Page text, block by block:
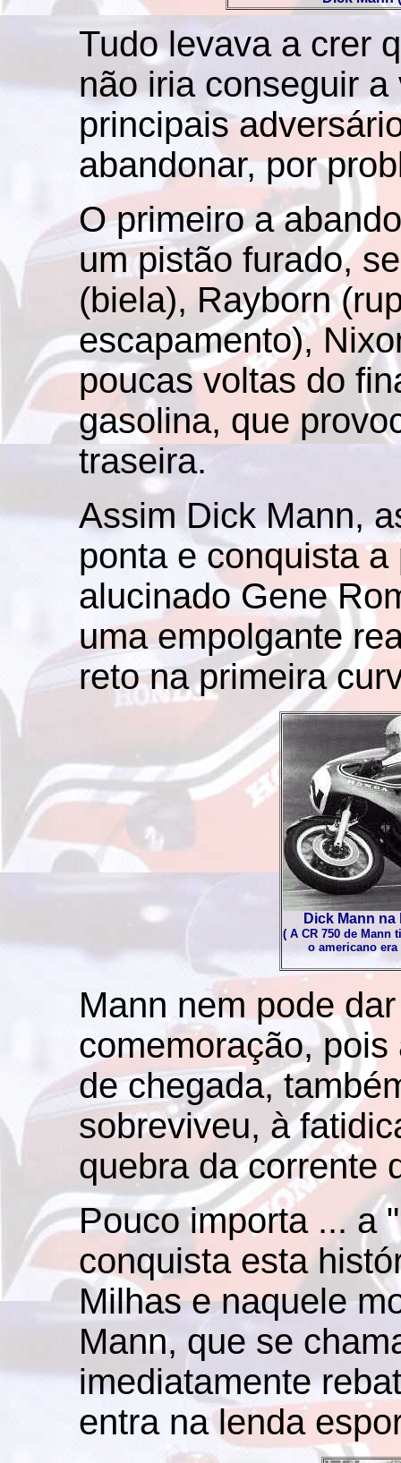
Tudo levava a crer
não iria conseguir
principais
abandonar, por
O primeiro a
um pistão furado,
(biela), Rayborn
escapamento),
poucas voltas do
gasolina, que
traseira.
Assim Dick Mann,
ponta e conquista
alucinado Gene
uma empolgante
reto na primeira
Dick Mann
( A CR 750 de
o americano
Mann nem pode
comemoração,
de chegada,
sobreviveu, à
quebra da corrente
Pouco importa ... a
conquista esta
Milhas e naquele
Mann, que se
imediatamente
entra na lenda